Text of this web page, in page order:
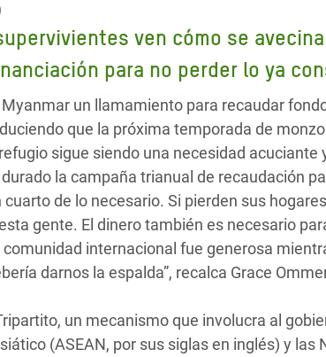
y
in a
en África Oriental
Crisis de Personas
en Sudán del Sur
Crisis de Refugiados
en Bangladesh
Crisis en Siria
Crisis en Yemen
Humano que
las violencias contra
ven cómo se
para no perder lo ya
un llamamiento para recaudar
que la próxima temporada de
sigue siendo una necesidad acuciante
durado la campaña trianual de recaudación
de lo necesario. Si pierden sus
gente. El dinero también es necesario
internacional fue generosa
darnos la espalda”, recalca Grace
un mecanismo que involucra al
(ASEAN, por sus siglas en inglés) y